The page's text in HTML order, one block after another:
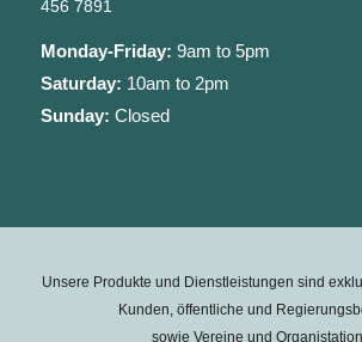
456 7891
Monday-Friday: 9am to 5pm
Saturday: 10am to 2pm
Sunday: Closed
Unsere Produkte und Dienstleistungen sind
Kunden, öffentliche und
sowie Vereine und